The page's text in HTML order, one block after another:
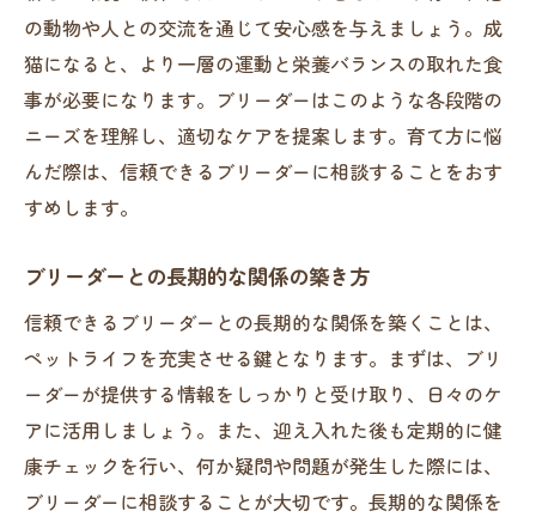
コミュニケーションのタイミングと方法
飼い主としての責任を持つ重要性
長く幸せに暮らすための心構え
の動物や人との交流を通じて安心感を与えましょう。成
猫になると、より一層の運動と栄養バランスの取れた食
事が必要になります。ブリーダーはこのような各段階の
ニーズを理解し、適切なケアを提案します。育て方に悩
んだ際は、信頼できるブリーダーに相談することをおす
すめします。
ブリーダーとの長期的な関係の築き方
信頼できるブリーダーとの長期的な関係を築くことは、
ペットライフを充実させる鍵となります。まずは、ブリ
ーダーが提供する情報をしっかりと受け取り、日々のケ
アに活用しましょう。また、迎え入れた後も定期的に健
康チェックを行い、何か疑問や問題が発生した際には、
ブリーダーに相談することが大切です。長期的な関係を